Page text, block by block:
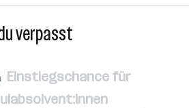
verpasst
Einstiegschance für